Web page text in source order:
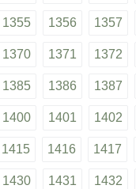
1355 1356 1357
1370 1371 1372
1385 1386 1387
1400 1401 1402
1415 1416 1417
1430 1431 1432